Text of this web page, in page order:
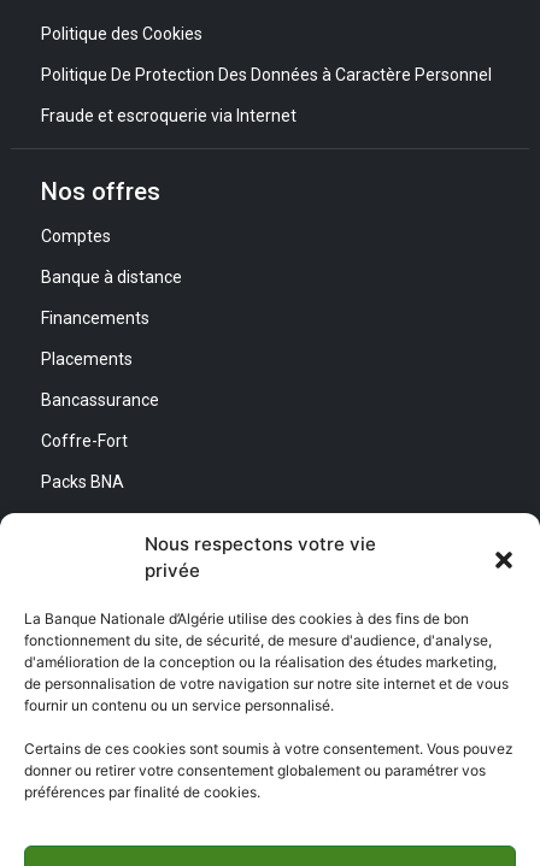
Nous respectons votre vie
privée
La Banque Nationale d’Algérie utilise des cookies à des fins de bon
fonctionnement du site, de sécurité, de mesure d'audience, d'analyse,
d'amélioration de la conception ou la réalisation des études marketing,
de personnalisation de votre navigation sur notre site internet et de vous
fournir un contenu ou un service personnalisé.
Certains de ces cookies sont soumis à votre consentement. Vous pouvez
donner ou retirer votre consentement globalement ou paramétrer vos
préférences par finalité de cookies.
Politique des Cookies
Politique De Protection Des Données à Caractère Personnel
Fraude et escroquerie via Internet
Nos offres
Comptes
Banque à distance
Financements
Placements
Bancassurance
Coffre-Fort
Packs BNA
Direction Générale :
Adresse : Quartier d’Affaires Bab Ezzouar
Centre de Relation Client :
Adresse : Quartier d’Affaires Bab Ezzouar
Centre d’appel :3306